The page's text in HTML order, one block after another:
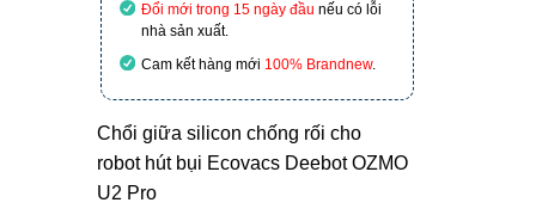
Đổi mới trong 15 ngày đầu nếu có lỗi
nhà sản xuất.
Cam kết hàng mới 100% Brandnew.
Chổi giữa silicon chống rối cho
robot hút bụi Ecovacs Deebot OZMO
U2 Pro